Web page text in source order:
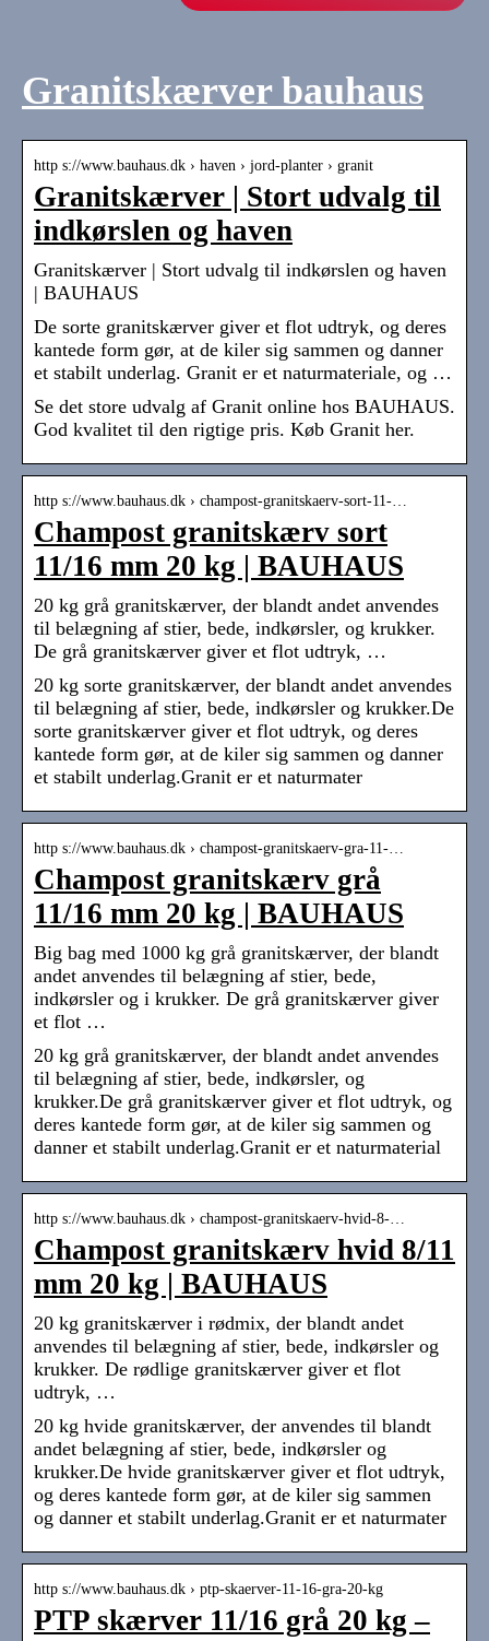
Granitskærver bauhaus
http s://www.bauhaus.dk › haven › jord-planter › granit
Granitskærver | Stort udvalg til
indkørslen og haven
Granitskærver | Stort udvalg til indkørslen og haven
| BAUHAUS
De sorte granitskærver giver et flot udtryk, og deres
kantede form gør, at de kiler sig sammen og danner
et stabilt underlag. Granit er et naturmateriale, og …
Se det store udvalg af Granit online hos BAUHAUS.
God kvalitet til den rigtige pris. Køb Granit her.
http s://www.bauhaus.dk › champost-granitskaerv-sort-11-…
Champost granitskærv sort
11/16 mm 20 kg | BAUHAUS
20 kg grå granitskærver, der blandt andet anvendes
til belægning af stier, bede, indkørsler, og krukker.
De grå granitskærver giver et flot udtryk, …
20 kg sorte granitskærver, der blandt andet anvendes
til belægning af stier, bede, indkørsler og krukker.De
sorte granitskærver giver et flot udtryk, og deres
kantede form gør, at de kiler sig sammen og danner
et stabilt underlag.Granit er et naturmater
http s://www.bauhaus.dk › champost-granitskaerv-gra-11-…
Champost granitskærv grå
11/16 mm 20 kg | BAUHAUS
Big bag med 1000 kg grå granitskærver, der blandt
andet anvendes til belægning af stier, bede,
indkørsler og i krukker. De grå granitskærver giver
et flot …
20 kg grå granitskærver, der blandt andet anvendes
til belægning af stier, bede, indkørsler, og
krukker.De grå granitskærver giver et flot udtryk, og
deres kantede form gør, at de kiler sig sammen og
danner et stabilt underlag.Granit er et naturmaterial
http s://www.bauhaus.dk › champost-granitskaerv-hvid-8-…
Champost granitskærv hvid 8/11
mm 20 kg | BAUHAUS
20 kg granitskærver i rødmix, der blandt andet
anvendes til belægning af stier, bede, indkørsler og
krukker. De rødlige granitskærver giver et flot
udtryk, …
20 kg hvide granitskærver, der anvendes til blandt
andet belægning af stier, bede, indkørsler og
krukker.De hvide granitskærver giver et flot udtryk,
og deres kantede form gør, at de kiler sig sammen
og danner et stabilt underlag.Granit er et naturmater
http s://www.bauhaus.dk › ptp-skaerver-11-16-gra-20-kg
PTP skærver 11/16 grå 20 kg –